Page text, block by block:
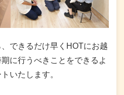
できるだけ早くHOTにお越
に行うべきことをできるよ
いたします。